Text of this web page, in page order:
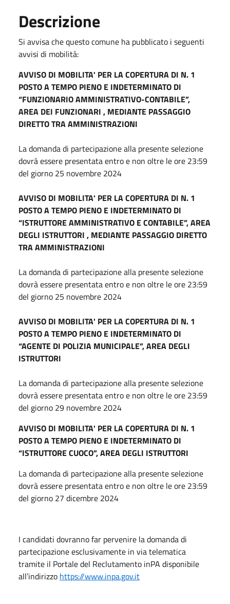
Descrizione
Si avvisa che questo comune ha pubblicato i seguenti
avvisi di mobilità:
AVVISO DI MOBILITA' PER LA COPERTURA DI N. 1
POSTO A TEMPO PIENO E INDETERMINATO DI
“FUNZIONARIO AMMINISTRATIVO-CONTABILE”,
AREA DEI FUNZIONARI , MEDIANTE PASSAGGIO
DIRETTO TRA AMMINISTRAZIONI
La domanda di partecipazione alla presente selezione
dovrà essere presentata entro e non oltre le ore 23:59
del giorno 25 novembre 2024
AVVISO DI MOBILITA' PER LA COPERTURA DI N. 1
POSTO A TEMPO PIENO E INDETERMINATO DI
“ISTRUTTORE AMMINISTRATIVO E CONTABILE”, AREA
DEGLI ISTRUTTORI , MEDIANTE PASSAGGIO DIRETTO
TRA AMMINISTRAZIONI
La domanda di partecipazione alla presente selezione
dovrà essere presentata entro e non oltre le ore 23:59
del giorno 25 novembre 2024
AVVISO DI MOBILITA' PER LA COPERTURA DI N. 1
POSTO A TEMPO PIENO E INDETERMINATO DI
“AGENTE DI POLIZIA MUNICIPALE”, AREA DEGLI
ISTRUTTORI
La domanda di partecipazione alla presente selezione
dovrà essere presentata entro e non oltre le ore 23:59
del giorno 29 novembre 2024
AVVISO DI MOBILITA' PER LA COPERTURA DI N. 1
POSTO A TEMPO PIENO E INDETERMINATO DI
“ISTRUTTORE CUOCO”, AREA DEGLI ISTRUTTORI
La domanda di partecipazione alla presente selezione
dovrà essere presentata entro e non oltre le ore 23:59
del giorno 27 dicembre 2024
I candidati dovranno far pervenire la domanda di
partecipazione esclusivamente in via telematica
tramite il Portale del Reclutamento inPA disponibile
all’indirizzo https://www.inpa.gov.it